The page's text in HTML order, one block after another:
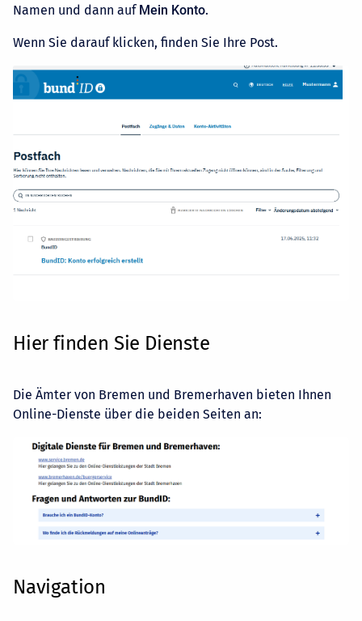
Namen und dann auf Mein Konto.
Wenn Sie darauf klicken, finden Sie Ihre Post.
Hier finden Sie Dienste
Die Ämter von Bremen und Bremerhaven bieten Ihnen
Online-Dienste über die beiden Seiten an:
Navigation